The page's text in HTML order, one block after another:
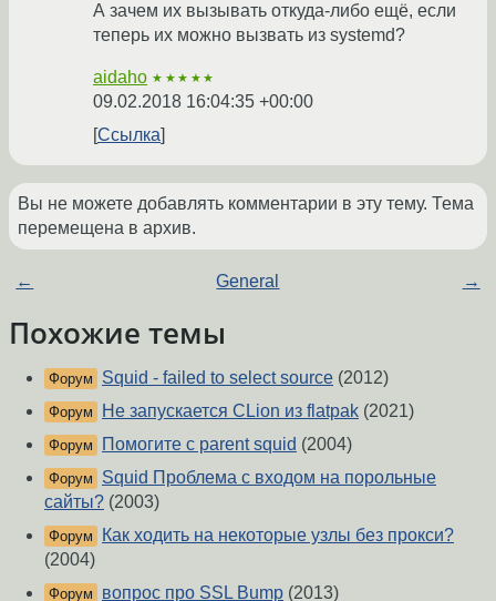
А зачем их вызывать откуда-либо ещё, если
теперь их можно вызвать из systemd?
aidaho ★★★★★
09.02.2018 16:04:35 +00:00
Ссылка
Вы не можете добавлять комментарии в эту тему. Тема
перемещена в архив.
← General →
Похожие темы
Форум Squid - failed to select source (2012)
Форум Не запускается CLion из flatpak (2021)
Форум Помогите с parent squid (2004)
Форум
Squid Проблема с входом на порольные
сайты? (2003)
Форум
Как ходить на некоторые узлы без прокси?
(2004)
Форум вопрос про SSL Bump (2013)